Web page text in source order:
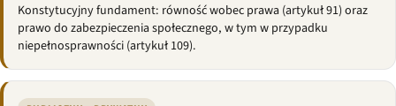
Konstytucyjny fundament: równość wobec prawa (artykuł 91) oraz
prawo do zabezpieczenia społecznego, w tym w przypadku
niepełnosprawności (artykuł 109).